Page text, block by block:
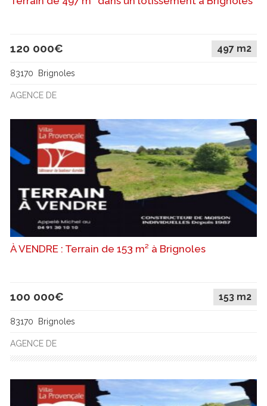
120 000€ 497 m2
83170 Brignoles
AGENCE DE
À VENDRE : Terrain de 153 m² à Brignoles
100 000€ 153 m2
83170 Brignoles
AGENCE DE